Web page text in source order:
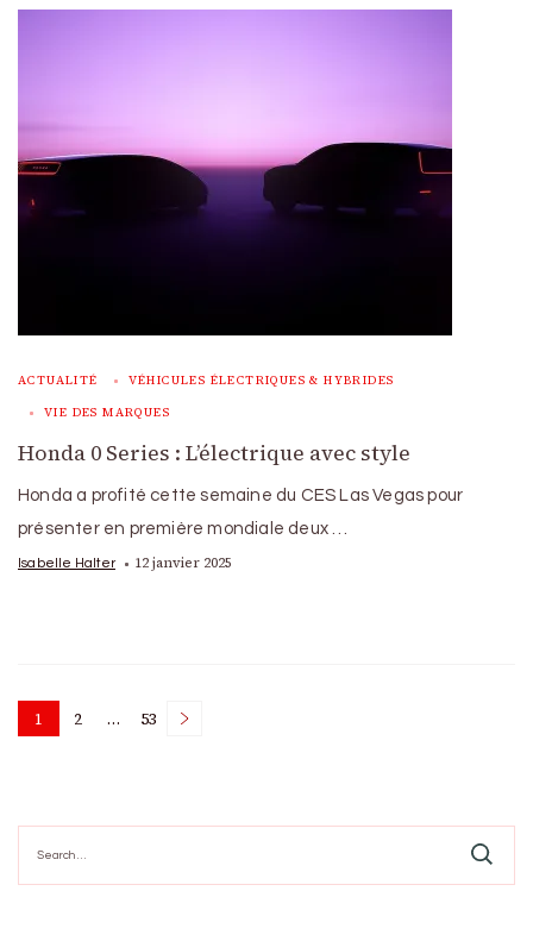
ACTUALITÉ VÉHICULES ÉLECTRIQUES & HYBRIDES
VIE DES MARQUES
Honda 0 Series : L’électrique avec style
Honda a profité cette semaine du CES Las Vegas pour
présenter en première mondiale deux …
Isabelle Halter 12 janvier 2025
Posts
Page
1 Page
2 … Page
53
for: